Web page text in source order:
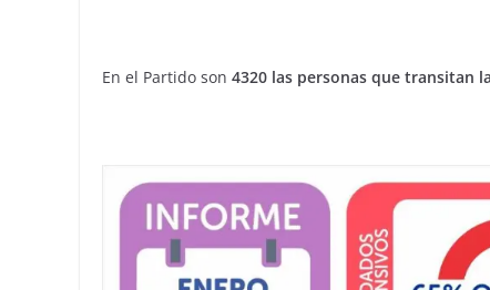
En el Partido son 4320 las personas que transitan